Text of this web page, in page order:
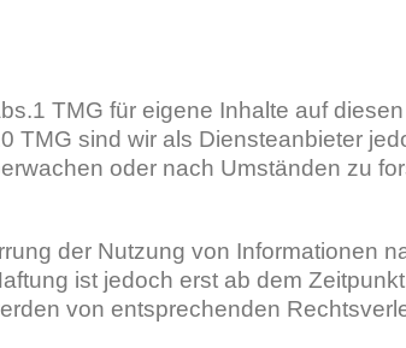
TMG für eigene Inhalte auf
TMG sind wir als Diensteanbieter
oder nach Umständen zu
der Nutzung von Informationen
ist jedoch erst ab dem
von entsprechenden